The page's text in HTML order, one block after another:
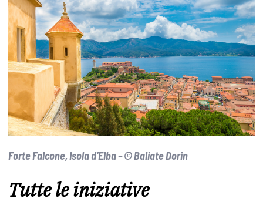
Forte Falcone, Isola d’Elba – © Baliate Dorin
Tutte le iniziative